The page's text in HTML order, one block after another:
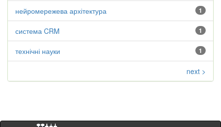
1
нейромережева архітектура
1
система CRM
1
технічні науки
next >